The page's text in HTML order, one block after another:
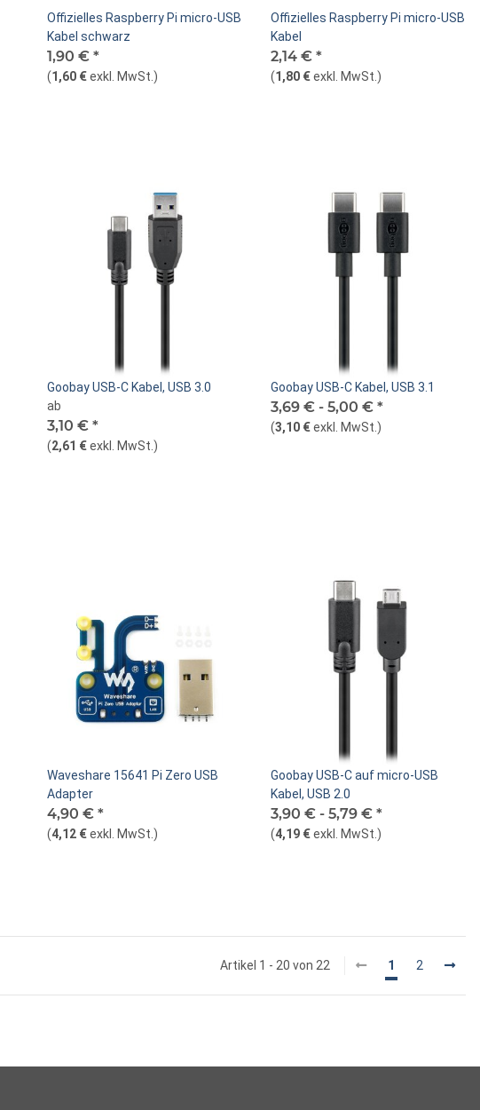
Offizielles Raspberry Pi micro-USB
Kabel schwarz
1,90 € *
(1,60 €exkl. MwSt. )
Offizielles Raspberry Pi micro-USB
Kabel
2,14 € *
(1,80 €exkl. MwSt. )
Goobay USB-C Kabel, USB 3.0
ab
3,10 € *
(2,61 €exkl. MwSt. )
Goobay USB-C Kabel, USB 3.1
3,69 € - 5,00 € *
(3,10 €exkl. MwSt. )
Waveshare 15641 Pi Zero USB
Adapter
4,90 € *
(4,12 €exkl. MwSt. )
Goobay USB-C auf micro-USB
Kabel, USB 2.0
3,90 € - 5,79 € *
(4,19 €exkl. MwSt. )
Artikel 1 - 20 von 22 1 2